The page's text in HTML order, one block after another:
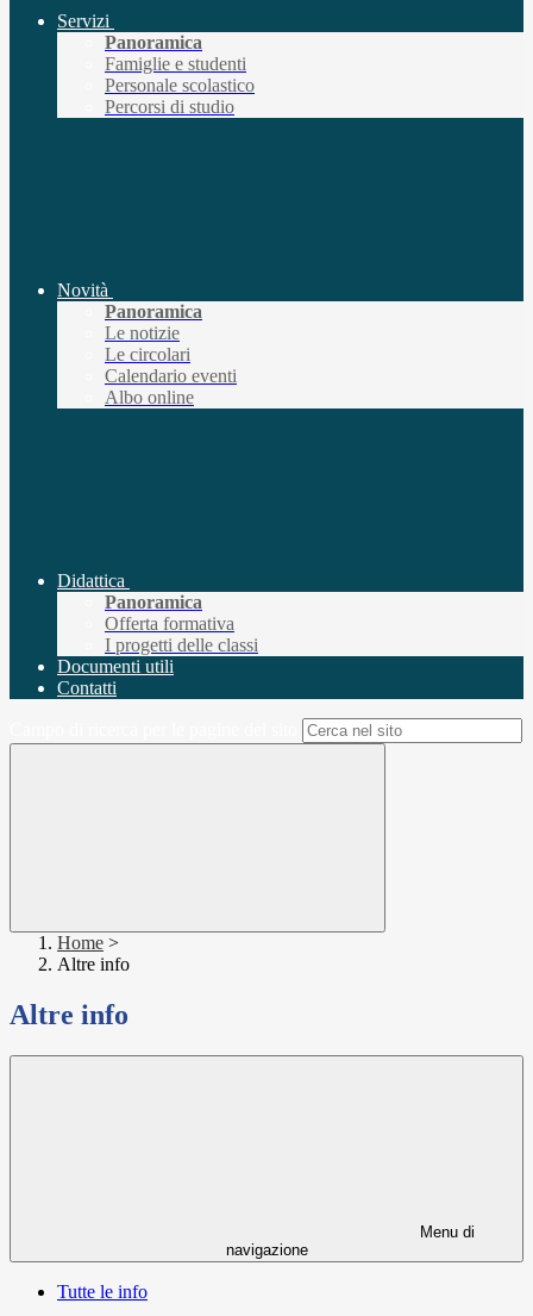
Servizi
Panoramica
Famiglie e studenti
Personale scolastico
Percorsi di studio
Novità
Panoramica
Le notizie
Le circolari
Calendario eventi
Albo online
Didattica
Panoramica
Offerta formativa
I progetti delle classi
Documenti utili
Contatti
Home >
Altre info
Altre info
Menu di
navigazione
Tutte le info